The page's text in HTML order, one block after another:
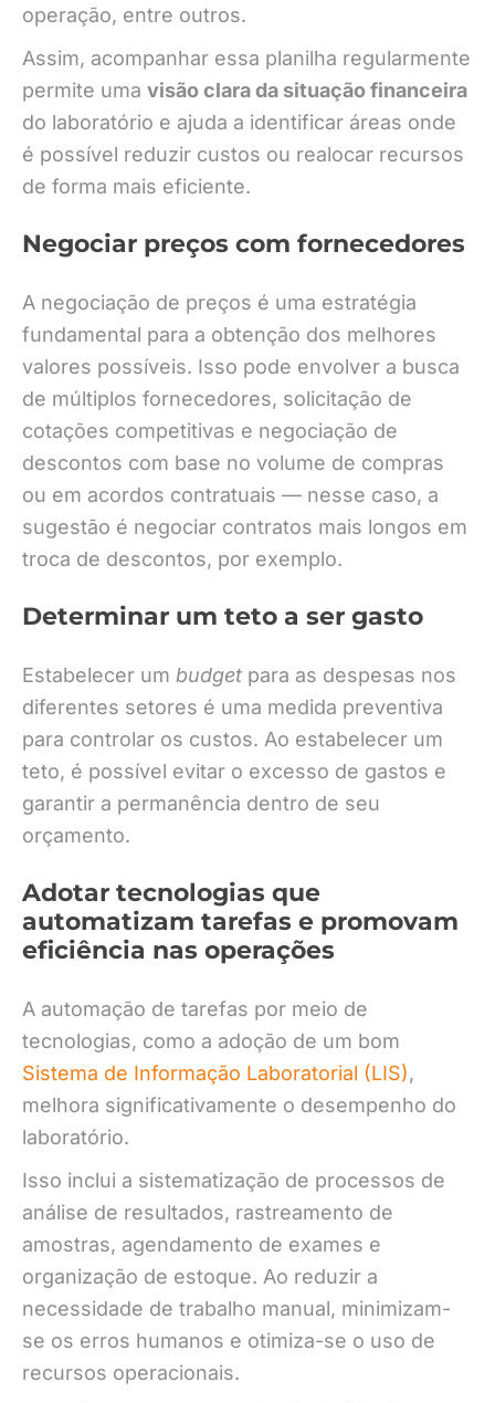
operação, entre outros.
Assim, acompanhar essa planilha regularmente
permite uma visão clara da situação financeira
do laboratório e ajuda a identificar áreas onde
é possível reduzir custos ou realocar recursos
de forma mais eficiente.
Negociar preços com fornecedores
A negociação de preços é uma estratégia
fundamental para a obtenção dos melhores
valores possíveis. Isso pode envolver a busca
de múltiplos fornecedores, solicitação de
cotações competitivas e negociação de
descontos com base no volume de compras
ou em acordos contratuais — nesse caso, a
sugestão é negociar contratos mais longos em
troca de descontos, por exemplo.
Determinar um teto a ser gasto
Estabelecer um budget para as despesas nos
diferentes setores é uma medida preventiva
para controlar os custos. Ao estabelecer um
teto, é possível evitar o excesso de gastos e
garantir a permanência dentro de seu
orçamento.
Adotar tecnologias que
automatizam tarefas e promovam
eficiência nas operações
A automação de tarefas por meio de
tecnologias, como a adoção de um bom
Sistema de Informação Laboratorial (LIS),
melhora significativamente o desempenho do
laboratório.
Isso inclui a sistematização de processos de
análise de resultados, rastreamento de
amostras, agendamento de exames e
organização de estoque. Ao reduzir a
necessidade de trabalho manual, minimizam-
se os erros humanos e otimiza-se o uso de
recursos operacionais.